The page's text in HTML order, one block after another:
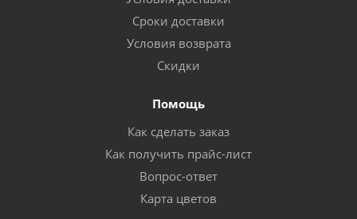
Сроки доставки
Условия возврата
Скидки
Помощь
Как сделать заказ
Как получить прайс-лист
Вопрос-ответ
Карта цветов